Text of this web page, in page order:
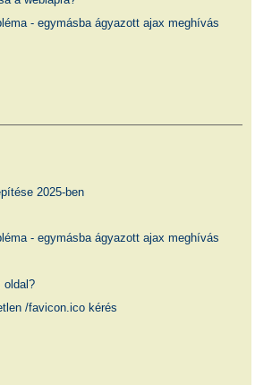
- egymásba ágyazott ajax meghívás
2025-ben
- egymásba ágyazott ajax meghívás
oldal?
/favicon.ico kérés